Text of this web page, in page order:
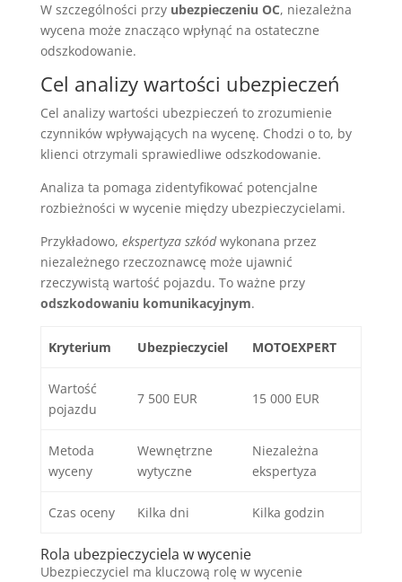
W szczególności przy ubezpieczeniu OC, niezależna
wycena może znacząco wpłynąć na ostateczne
odszkodowanie.
Cel analizy wartości ubezpieczeń
Cel analizy wartości ubezpieczeń to zrozumienie
czynników wpływających na wycenę. Chodzi o to, by
klienci otrzymali sprawiedliwe odszkodowanie.
Analiza ta pomaga zidentyfikować potencjalne
rozbieżności w wycenie między ubezpieczycielami.
Przykładowo, ekspertyza szkódwykonana przez
niezależnego rzeczoznawcę może ujawnić
rzeczywistą wartość pojazdu. To ważne przy
odszkodowaniu komunikacyjnym.
Kryterium Ubezpieczyciel MOTOEXPERT
Wartość
pojazdu
7 500 EUR 15 000 EUR
Metoda
wyceny
Wewnętrzne
wytyczne
Niezależna
ekspertyza
Czas oceny Kilka dni Kilka godzin
Rola ubezpieczyciela w wycenie
Ubezpieczyciel ma kluczową rolę w wycenie